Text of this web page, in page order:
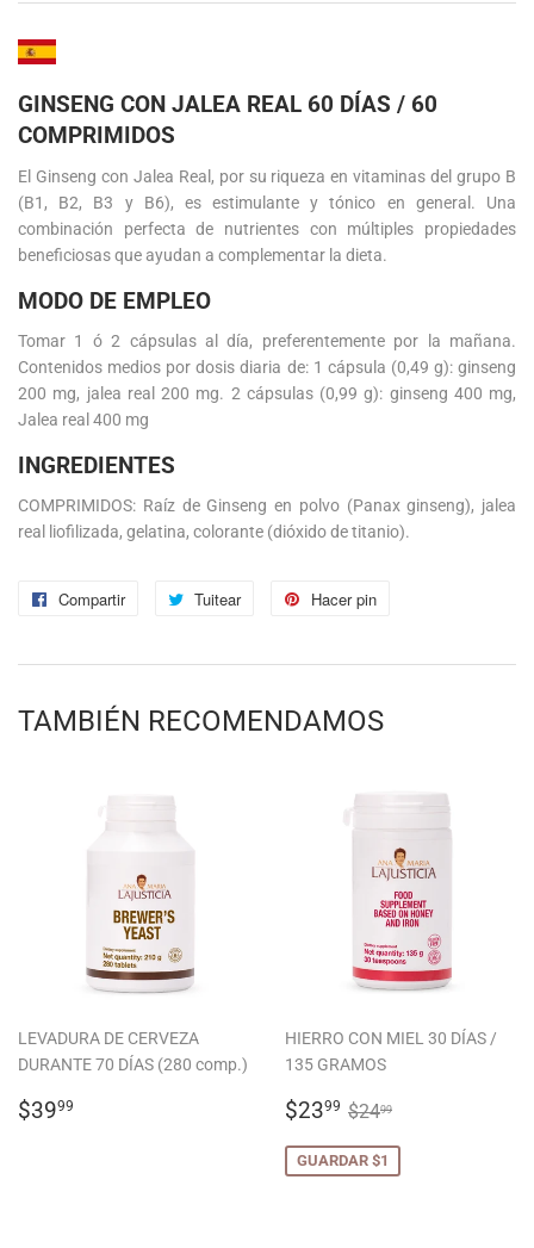
GINSENG CON JALEA REAL 60 DÍAS / 60
COMPRIMIDOS
El Ginseng con Jalea Real, por su riqueza en vitaminas del grupo B
(B1, B2, B3 y B6), es estimulante y tónico en general. Una
combinación perfecta de nutrientes con múltiples propiedades
beneficiosas que ayudan a complementar la dieta.
MODO DE EMPLEO
Tomar 1 ó 2 cápsulas al día, preferentemente por la mañana.
Contenidos medios por dosis diaria de: 1 cápsula (0,49 g): ginseng
200 mg, jalea real 200 mg. 2 cápsulas (0,99 g): ginseng 400 mg,
Jalea real 400 mg
INGREDIENTES
COMPRIMIDOS: Raíz de Ginseng en polvo (Panax ginseng), jalea
real liofilizada, gelatina, colorante (dióxido de titanio).
Compartir
Compartir
Facebook
Tuitear
Tuitear
Twitter
Hacer pin
Pinterest
TAMBIÉN RECOMENDAMOS
LEVADURA DE CERVEZA
DURANTE 70 DÍAS (280 comp.)
PRECIO
$3999
HIERRO CON MIEL 30 DÍAS /
135 GRAMOS
PRECIO
OFERTA
$2399 $23.99
PRECIO
$2499
GUARDAR $1